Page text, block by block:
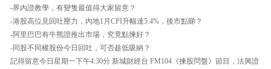
-界內證教學，有變隻最值得大家留意？
-港股高位見回吐壓力，內地1月CPI升幅達5.4%，後市點睇？
-阿里巴巴有牛熊證推出市場，究竟點揀好？
-同股不同權股份今日回吐，可否趁低吸納？
記得留意今日星期一下午4:30分 新城財經台 FM104《揀股問盤》節目，法興證